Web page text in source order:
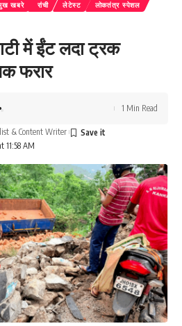
खबरे रांची लेटेस्ट
लोकतंत्र स्पेशल
में ईंट लदा ट्रक
फरार
11:58 AM
& Content Writer
1 Min Read